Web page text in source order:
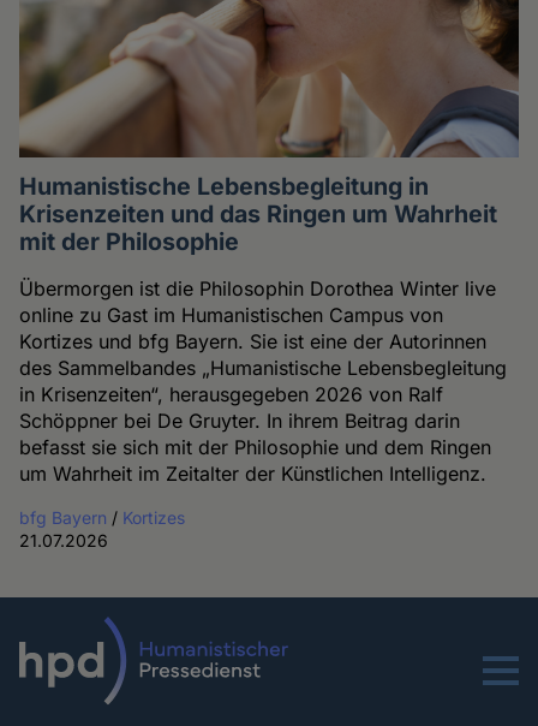
Humanistische Lebensbegleitung in
Krisenzeiten und das Ringen um Wahrheit
mit der Philosophie
Übermorgen ist die Philosophin Dorothea Winter live
online zu Gast im Humanistischen Campus von
Kortizes und bfg Bayern. Sie ist eine der Autorinnen
des Sammelbandes „Humanistische Lebensbegleitung
in Krisenzeiten“, herausgegeben 2026 von Ralf
Schöppner bei De Gruyter. In ihrem Beitrag darin
befasst sie sich mit der Philosophie und dem Ringen
um Wahrheit im Zeitalter der Künstlichen Intelligenz.
bfg Bayern / Kortizes
21.07.2026
Menu